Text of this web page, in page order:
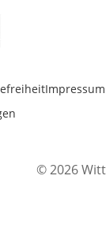
Fenster
Impressum
© 2026 Witt